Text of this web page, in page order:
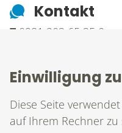
Kontakt
T 0981 203 65 35 0
Einwilligung
Diese Seite
auf Ihrem Rechner
Allgemeine